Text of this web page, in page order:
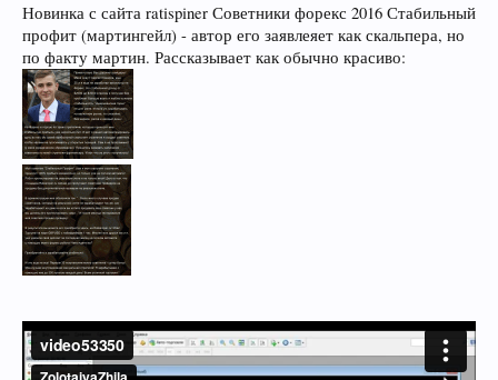
Новинка с сайта ratispiner Советники форекс 2016 Стабильный
профит (мартингейл) - автор его заявлеяет как скальпера, но
по факту мартин. Рассказывает как обычно красиво: